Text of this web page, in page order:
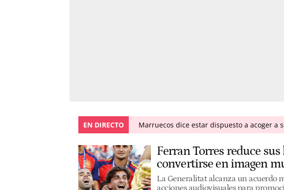
EN DIRECTO Marruecos dice estar dispuesto a acoger a
Ferran Torres reduce
convertirse en imagen
La Generalitat alcanza un acuerdo
acciones audiovisuales para